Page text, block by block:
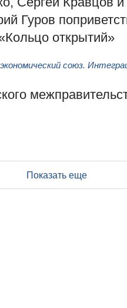
Гуров
открытий»
союз.
Показать еще